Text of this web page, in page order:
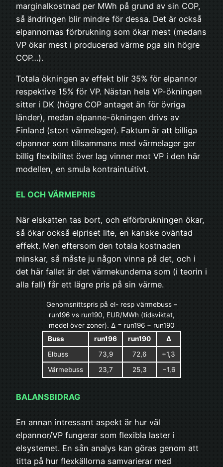
marginalkostnad per MWh på grund av sin COP,
så ändringen blir mindre för dessa. Det är också
elpannornas förbrukning som ökar mest (medans
VP ökar mest i producerad värme pga sin högre
COP…).
Totala ökningen av effekt blir 35% för elpannor
respektive 15% för VP. Nästan hela VP-ökningen
sitter i DK (högre COP antaget än för övriga
länder), medan elpanne-ökningen drivs av
Finland (stort värmelager). Faktum är att billiga
elpannor som tillsammans med värmelager ger
billig flexibilitet över lag vinner mot VP i den här
modellen, en smula kontraintuitivt.
EL OCH VÄRMEPRIS
När elskatten tas bort, och elförbrukningen ökar,
så ökar också elpriset lite, en kanske oväntad
effekt. Men eftersom den totala kostnaden
minskar, så måste ju någon vinna på det, och i
det här fallet är det värmekunderna som (i teorin i
alla fall) får ett lägre pris på sin värme.
Genomsnittspris på el- resp värmebuss –
run196 vs run190, EUR/MWh (tidsviktat,
medel över zoner). Δ = run196 − run190
Buss
run196 run190
Δ
Elbuss
73,9 72,6
+1,3
Värmebuss
23,7 25,3 −1,6
BALANSBIDRAG
En annan intressant aspekt är hur väl
elpannor/VP fungerar som flexibla laster i
elsystemet. En sån analys kan göras genom att
titta på hur flexkällorna samvarierar med